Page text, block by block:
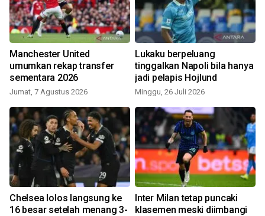
Manchester United
umumkan rekap transfer
sementara 2026
Jumat, 7 Agustus 2026
Lukaku berpeluang
tinggalkan Napoli bila hanya
jadi pelapis Hojlund
Minggu, 26 Juli 2026
Chelsea lolos langsung ke
16 besar setelah menang 3-
Inter Milan tetap puncaki
klasemen meski diimbangi